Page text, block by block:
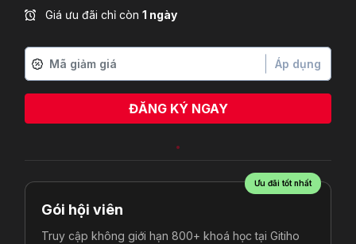
Giá ưu đãi chỉ còn 1 ngày
Áp dụng
ĐĂNG KÝ NGAY
Ưu đãi tốt nhất
Gói hội viên
Truy cập không giới hạn 800+ khoá học tại Gitiho